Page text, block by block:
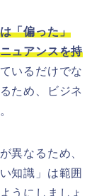
「偏った」
ュアンスを持
いるだけでな
ため、ビジネ
異なるため、
知識」は範囲
うにしましょ